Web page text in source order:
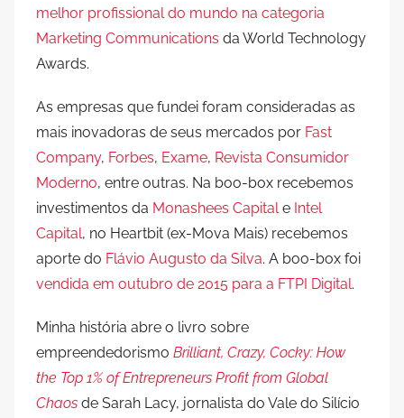
melhor profissional do mundo na categoria
Marketing Communications da World Technology
Awards.
As empresas que fundei foram consideradas as
mais inovadoras de seus mercados por Fast
Company, Forbes, Exame, Revista Consumidor
Moderno, entre outras. Na boo-box recebemos
investimentos da Monashees Capitale Intel
Capital, no Heartbit (ex-Mova Mais) recebemos
aporte do Flávio Augusto da Silva. A boo-box foi
vendida em outubro de 2015 para a FTPI Digital.
Minha história abre o livro sobre
empreendedorismo Brilliant, Crazy, Cocky: How
the Top 1% of Entrepreneurs Profit from Global
Chaos de Sarah Lacy, jornalista do Vale do Silício